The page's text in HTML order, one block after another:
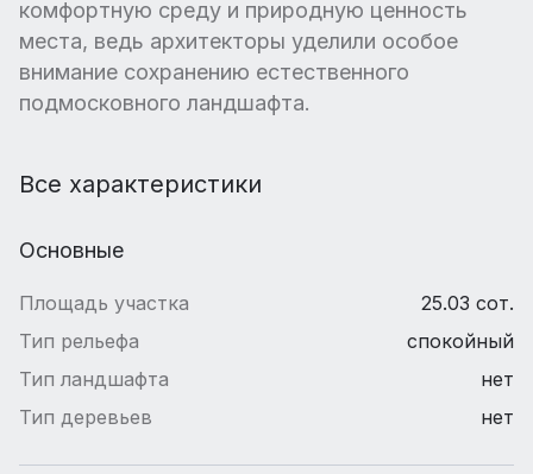
комфортную среду и природную ценность
места, ведь архитекторы уделили особое
внимание сохранению естественного
подмосковного ландшафта.
Все характеристики
Основные
Площадь участка
25.03 сот.
Тип рельефа
спокойный
Тип ландшафта
нет
Тип деревьев
нет